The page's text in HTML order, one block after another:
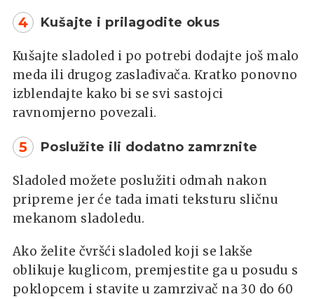
4 Kušajte i prilagodite okus
Kušajte sladoled i po potrebi dodajte još malo
meda ili drugog zaslađivača. Kratko ponovno
izblendajte kako bi se svi sastojci
ravnomjerno povezali.
5 Poslužite ili dodatno zamrznite
Sladoled možete poslužiti odmah nakon
pripreme jer će tada imati teksturu sličnu
mekanom sladoledu.
Ako želite čvršći sladoled koji se lakše
oblikuje kuglicom, premjestite ga u posudu s
poklopcem i stavite u zamrzivač na 30 do 60